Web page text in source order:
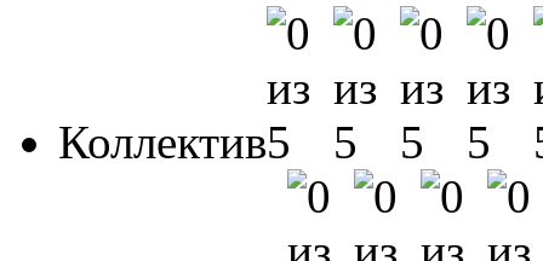
Коллектив